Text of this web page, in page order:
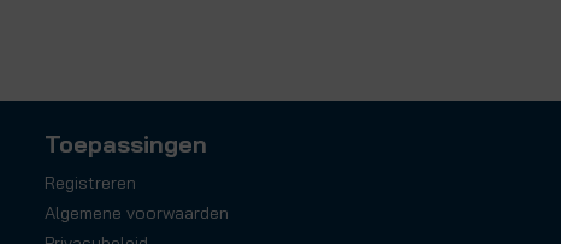
Toepassingen
Registreren
Algemene voorwaarden